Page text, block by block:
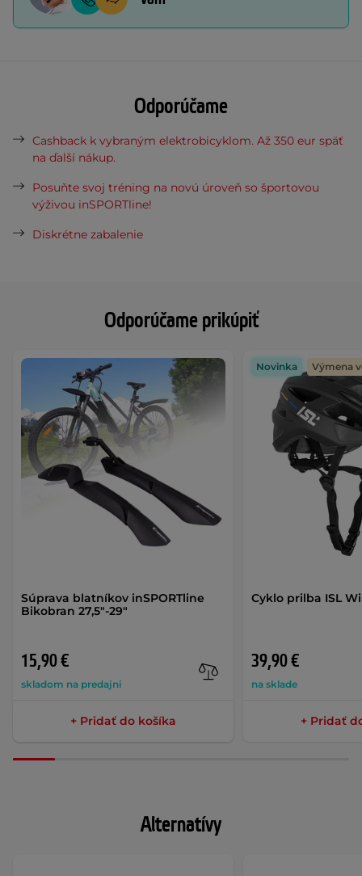
Odporúčame prikúpiť
Súprava blatníkov inSPORTline
Bikobran 27,5"-29"
15,90 €
skladom na predajni
+ Pridať do košíka
Cyklo prilba ISL
39,90 €
na sklade
Novinka Výmena
+ Pridať
Odporúčame
Cashback k vybraným elektrobicyklom. Až 350 eur späť
na ďalší nákup.
Posuňte svoj tréning na novú úroveň so športovou
výživou inSPORTline!
Diskrétne zabalenie
Alternatívy